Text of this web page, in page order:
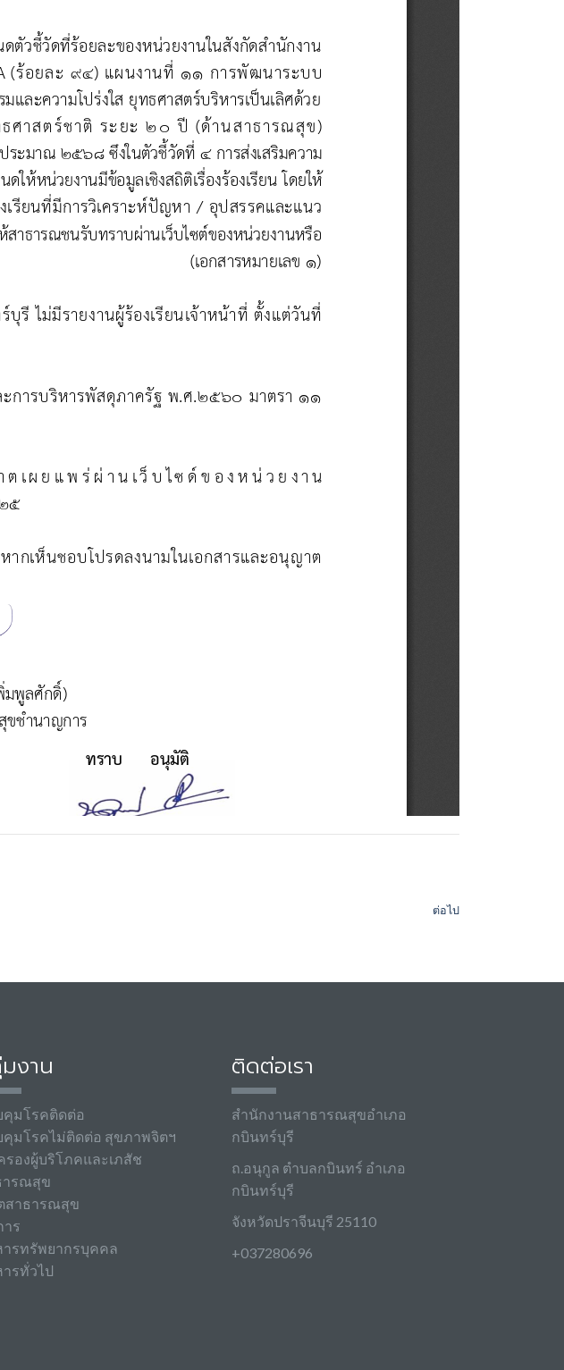
ต่อไป
งาน
คุมโรคติดต่อ
คุมโรคไม่ติดต่อ สุขภาพจิตฯ
รองผู้บริโภคและเภสัช
ารณสุข
สาธารณสุข
ร
รทรัพยากรบุคคล
รทั่วไป
ติดต่อเรา
สำนักงานสาธารณสุขอำเภอ
กบินทร์บุรี
ถ.อนุกูล ตำบลกบินทร์ อำเภอ
กบินทร์บุรี
จังหวัดปราจีนบุรี 25110
+037280696